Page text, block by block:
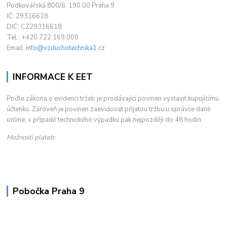
Podkovářská 800/6, 190 00 Praha 9
IČ: 29316618
DIČ: CZ29316618
Tel.: +420 722 169 000
Email:info@vzduchotechnika1.cz
INFORMACE K EET
Podle zákona o evidenci tržeb je prodávající povinen vystavit kupujícímu
účtenku. Zároveň je povinen zaevidovat přijatou tržbu u správce daně
online; v případě technického výpadku pak nejpozději do 48 hodin.
Možnosti plateb:
Pobočka Praha 9